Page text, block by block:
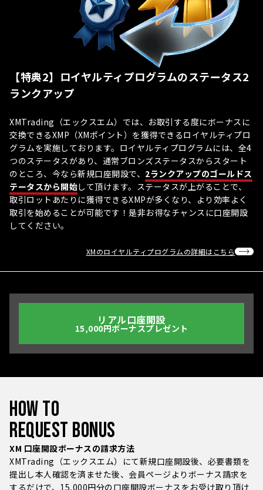
【特典2】ロイヤルティプログラムのステータス2
ランクアップ
XMTrading（エックスエム）では、お取引する度にボーナスに
交換できるXMP（XMポイント）を獲得できるロイヤルティプロ
グラムを実施しております。ロイヤルティプログラムには、全4
つのステータスがあり、通常ブロンズステータスからスタート
のところ、今なら新規口座開設で、 2ランクアップのゴールドス
テータスから開始して頂けます。ステータスが上がることで、
取引ロットあたりに獲得できるXMPが多くなり、より効率よく
取引を始めることが可能です！是非お得なチャンスに口座開設
してください。
XMのロイヤルティプログラムの詳細はこちら
リアル口座開設
15,000円ボーナスプレゼント
HOW TO
REQUEST BONUS
XM 口座開設ボーナスの請求方法
XMTrading（エックスエム）にて新規口座開設後、必要書類を
提出し本人確認を済ませた後、会員ページよりボーナス請求を
するだけで、15,000円分の口座開設ボーナスをお受け取り頂け